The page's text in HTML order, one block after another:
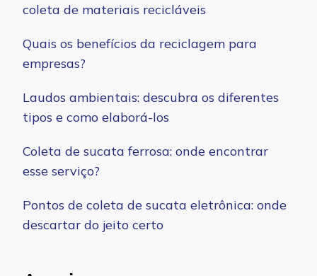
coleta de materiais recicláveis
Quais os benefícios da reciclagem para
empresas?
Laudos ambientais: descubra os diferentes
tipos e como elaborá-los
Coleta de sucata ferrosa: onde encontrar
esse serviço?
Pontos de coleta de sucata eletrônica: onde
descartar do jeito certo